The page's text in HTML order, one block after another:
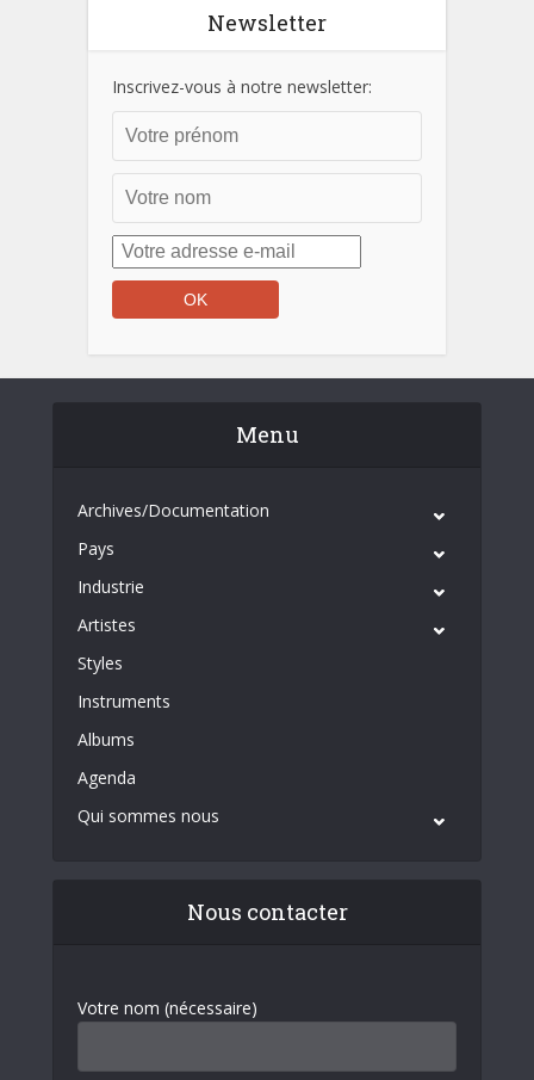
Newsletter
Inscrivez-vous à notre newsletter:
Menu
Archives/Documentation
Pays
Industrie
Artistes
Styles
Instruments
Albums
Agenda
Qui sommes nous
Nous contacter
Votre nom (nécessaire)